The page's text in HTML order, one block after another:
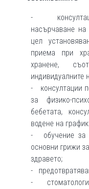
-
насърчаване
цел
приема при
хранене,
индивидуалните
- консултации
за физико-
бебетата,
водене на
- обучение за
основни грижи
здравето;
-
-